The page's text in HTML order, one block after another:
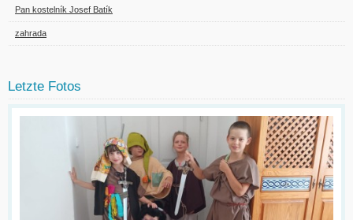
Pan kostelník Josef Batík
zahrada
Letzte Fotos